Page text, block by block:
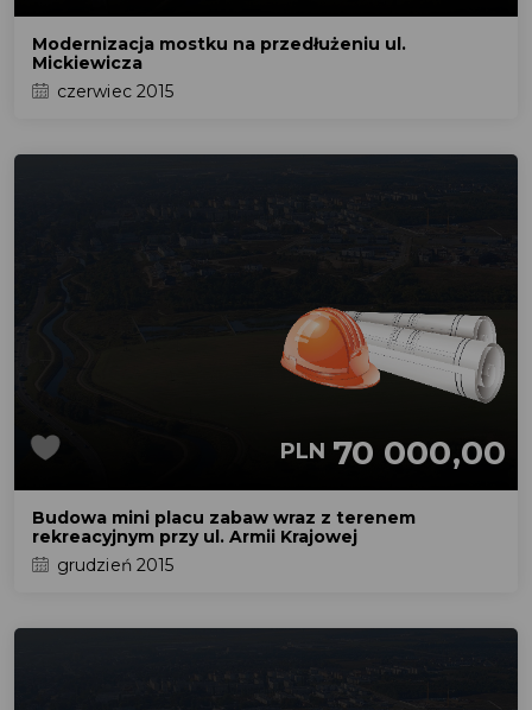
Modernizacja mostku na przedłużeniu ul.
Mickiewicza
czerwiec 2015
PLN 70 000,00
Budowa mini placu zabaw wraz z terenem
rekreacyjnym przy ul. Armii Krajowej
grudzień 2015